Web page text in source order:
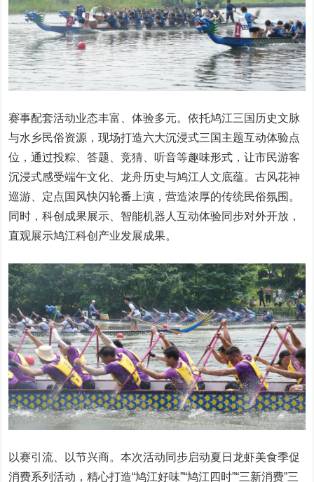
赛事配套活动业态丰富、体验多元。依托鸠江三国历史文脉
与水乡民俗资源，现场打造六大沉浸式三国主题互动体验点
位，通过投粽、答题、竞猜、听音等趣味形式，让市民游客
沉浸式感受端午文化、龙舟历史与鸠江人文底蕴。古风花神
巡游、定点国风快闪轮番上演，营造浓厚的传统民俗氛围。
同时，科创成果展示、智能机器人互动体验同步对外开放，
直观展示鸠江科创产业发展成果。
以赛引流、以节兴商。本次活动同步启动夏日龙虾美食季促
消费系列活动，精心打造“鸠江好味”“鸠江四时”“三新消费”三